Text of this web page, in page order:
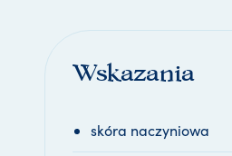
Wskazania
skóra naczyniowa